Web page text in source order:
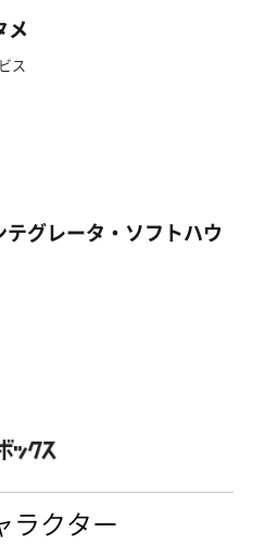
メ
ス
グレータ・ソフトハウ
ラクター